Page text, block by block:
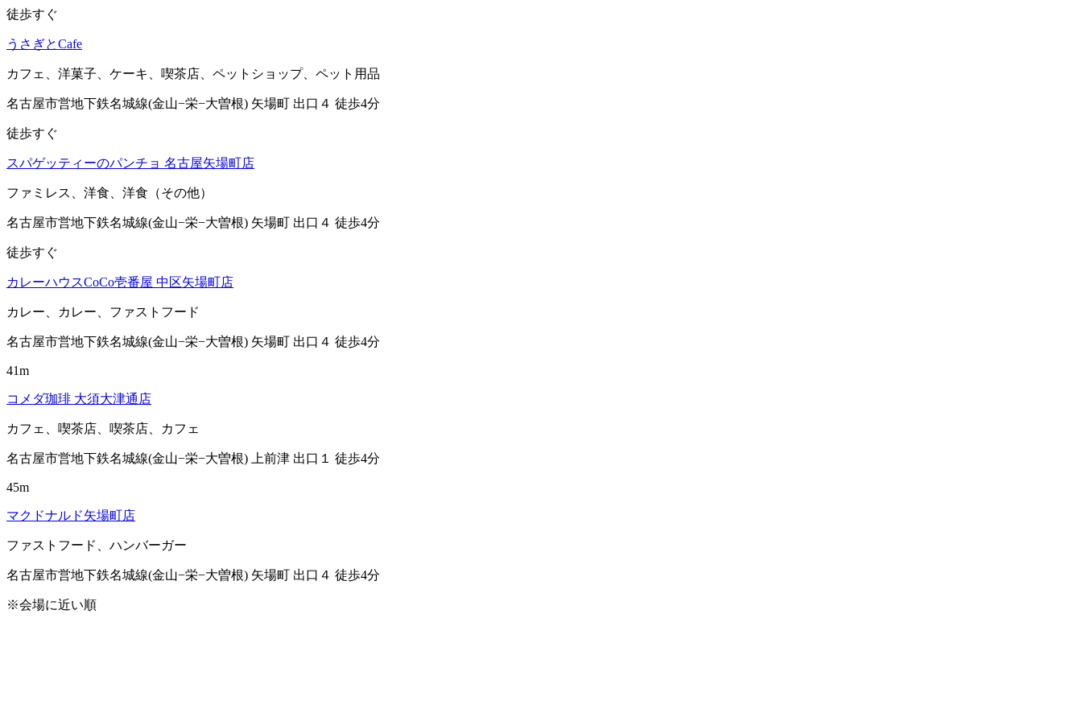
徒歩すぐ
うさぎとCafe
カフェ、洋菓子、ケーキ、喫茶店、ペットショップ、ペット用品
名古屋市営地下鉄名城線(金山−栄−大曽根) 矢場町 出口４ 徒歩4分
徒歩すぐ
スパゲッティーのパンチョ 名古屋矢場町店
ファミレス、洋食、洋食（その他）
名古屋市営地下鉄名城線(金山−栄−大曽根) 矢場町 出口４ 徒歩4分
徒歩すぐ
カレーハウスCoCo壱番屋 中区矢場町店
カレー、カレー、ファストフード
名古屋市営地下鉄名城線(金山−栄−大曽根) 矢場町 出口４ 徒歩4分
41m
コメダ珈琲 大須大津通店
カフェ、喫茶店、喫茶店、カフェ
名古屋市営地下鉄名城線(金山−栄−大曽根) 上前津 出口１ 徒歩4分
45m
マクドナルド矢場町店
ファストフード、ハンバーガー
名古屋市営地下鉄名城線(金山−栄−大曽根) 矢場町 出口４ 徒歩4分
※会場に近い順